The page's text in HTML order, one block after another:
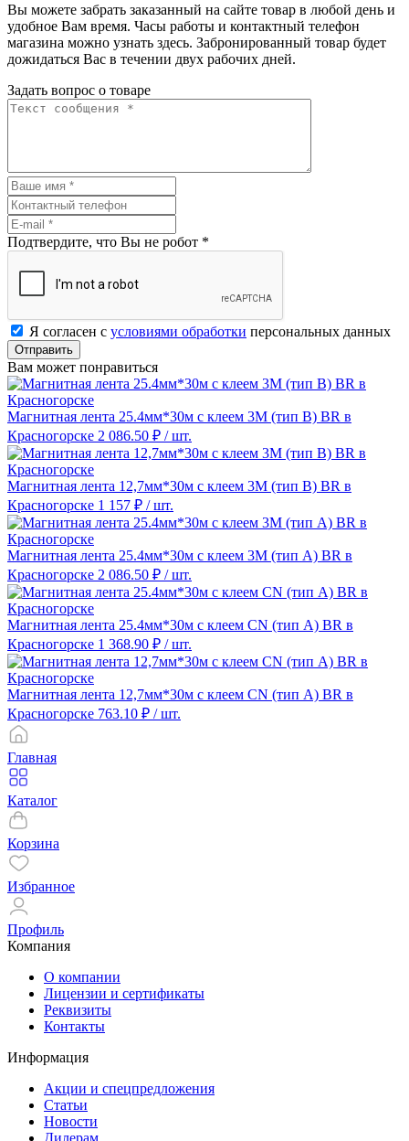
Вы можете забрать заказанный на сайте товар в любой день и
удобное Вам время. Часы работы и контактный телефон
магазина можно узнать здесь. Забронированный товар будет
дожидаться Вас в течении двух рабочих дней.
Задать вопрос о товаре
Подтвердите, что Вы не робот *
Я согласен с условиями обработки персональных данных
Отправить
Вам может понравиться
Магнитная лента 25.4мм*30м с клеем 3M (тип B) BR в
Красногорске 2 086.50 ₽ / шт.
Магнитная лента 12,7мм*30м с клеем 3M (тип B) BR в
Красногорске 1 157 ₽ / шт.
Магнитная лента 25.4мм*30м с клеем 3M (тип A) BR в
Красногорске 2 086.50 ₽ / шт.
Магнитная лента 25.4мм*30м с клеем CN (тип A) BR в
Красногорске 1 368.90 ₽ / шт.
Магнитная лента 12,7мм*30м с клеем CN (тип A) BR в
Красногорске 763.10 ₽ / шт.
Главная
Каталог
Корзина
Избранное
Профиль
Компания
О компании
Лицензии и сертификаты
Реквизиты
Контакты
Информация
Акции и спецпредложения
Статьи
Новости
Дилерам